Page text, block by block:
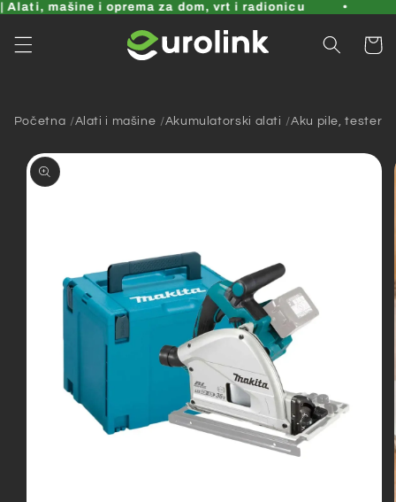
Pređi
sadržaj
mašine i oprema za dom, vrt i radionicu
Korpa
Početna Alati i mašine Akumulatorski alati Aku pile, testere
informacije